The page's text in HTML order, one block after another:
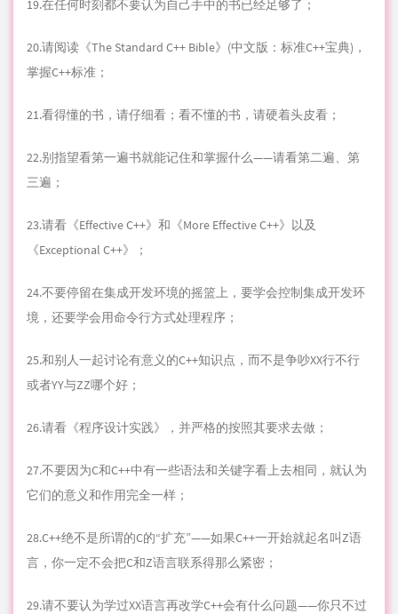
19.在任何时刻都不要认为自己手中的书已经足够了；
20.请阅读《The Standard C++ Bible》(中文版：标准C++宝典)，
掌握C++标准；
21.看得懂的书，请仔细看；看不懂的书，请硬着头皮看；
22.别指望看第一遍书就能记住和掌握什么——请看第二遍、第
三遍；
23.请看《Effective C++》和《More Effective C++》以及
《Exceptional C++》；
24.不要停留在集成开发环境的摇篮上，要学会控制集成开发环
境，还要学会用命令行方式处理程序；
25.和别人一起讨论有意义的C++知识点，而不是争吵XX行不行
或者YY与ZZ哪个好；
26.请看《程序设计实践》，并严格的按照其要求去做；
27.不要因为C和C++中有一些语法和关键字看上去相同，就认为
它们的意义和作用完全一样；
28.C++绝不是所谓的C的“扩充”——如果C++一开始就起名叫Z语
言，你一定不会把C和Z语言联系得那么紧密；
29.请不要认为学过XX语言再改学C++会有什么问题——你只不过